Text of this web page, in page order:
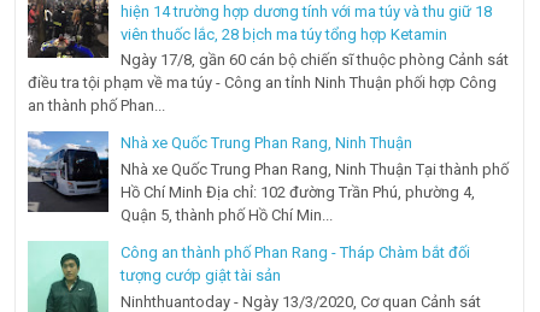
hiện 14 trường hợp dương tính với ma túy và thu giữ 18
viên thuốc lắc, 28 bịch ma túy tổng hợp Ketamin
Ngày 17/8, gần 60 cán bộ chiến sĩ thuộc phòng Cảnh sát
điều tra tội phạm về ma túy - Công an tỉnh Ninh Thuận phối hợp Công
an thành phố Phan...
Nhà xe Quốc Trung Phan Rang, Ninh Thuận
Nhà xe Quốc Trung Phan Rang, Ninh Thuận Tại thành phố
Hồ Chí Minh Địa chỉ: 102 đường Trần Phú, phường 4,
Quận 5, thành phố Hồ Chí Min...
Công an thành phố Phan Rang - Tháp Chàm bắt đối
tượng cướp giật tài sản
Ninhthuantoday - Ngày 13/3/2020, Cơ quan Cảnh sát